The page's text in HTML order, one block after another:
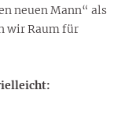
neuen Mann“ als
wir Raum für